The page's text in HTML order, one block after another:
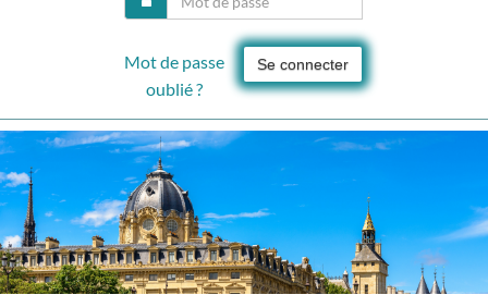
Se connecter
Mot de passe
oublié ?